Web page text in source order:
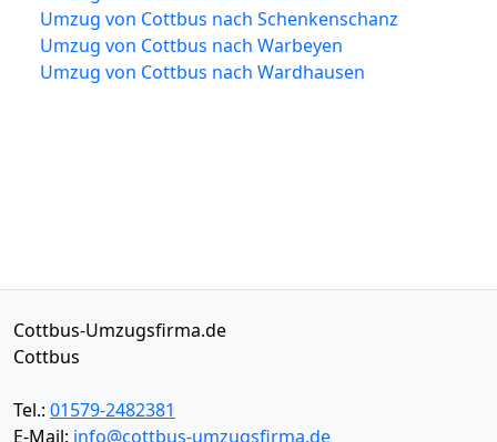
Umzug von Cottbus nach Schenkenschanz
Umzug von Cottbus nach Warbeyen
Umzug von Cottbus nach Wardhausen
Cottbus-Umzugsfirma.de
Cottbus
Tel.: 01579-2482381
E-Mail: info@cottbus-umzugsfirma.de